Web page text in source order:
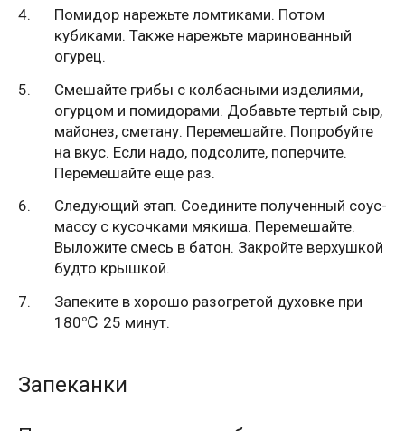
Помидор нарежьте ломтиками. Потом
кубиками. Также нарежьте маринованный
огурец.
Смешайте грибы с колбасными изделиями,
огурцом и помидорами. Добавьте тертый сыр,
майонез, сметану. Перемешайте. Попробуйте
на вкус. Если надо, подсолите, поперчите.
Перемешайте еще раз.
Следующий этап. Соедините полученный соус-
массу с кусочками мякиша. Перемешайте.
Выложите смесь в батон. Закройте верхушкой
будто крышкой.
Запеките в хорошо разогретой духовке при
180℃ 25 минут.
Запеканки